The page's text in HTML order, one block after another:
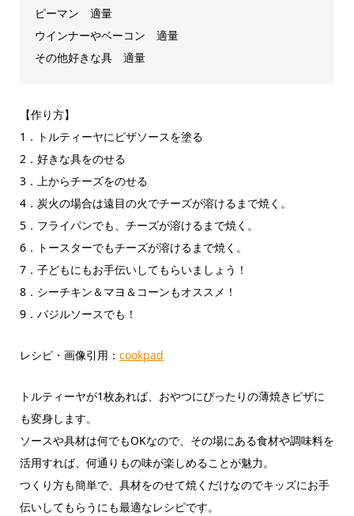
ピーマン 適量
ウインナーやベーコン 適量
その他好きな具 適量
【作り方】
1．トルティーヤにピザソースを塗る
2．好きな具をのせる
3．上からチーズをのせる
4．炭火の場合は遠目の火でチーズが溶けるまで焼く。
5．フライパンでも、チーズが溶けるまで焼く。
6．トースターでもチーズが溶けるまで焼く。
7．子どもにもお手伝いしてもらいましょう！
8．シーチキン＆マヨ＆コーンもオススメ！
9．バジルソースでも！
レシピ・画像引用： cookpad
トルティーヤが1枚あれば、おやつにぴったりの薄焼きピザに
も変身します。
ソースや具材は何でもOKなので、その場にある食材や調味料を
活用すれば、何通りもの味が楽しめることが魅力。
つくり方も簡単で、具材をのせて焼くだけなのでキッズにお手
伝いしてもらうにも最適なレシピです。